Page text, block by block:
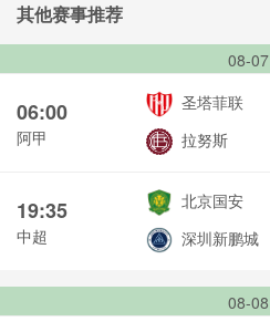
其他赛事推荐
08-07
06:00
阿甲
圣塔菲联
拉努斯
19:35
中超
北京国安
深圳新鹏城
08-08